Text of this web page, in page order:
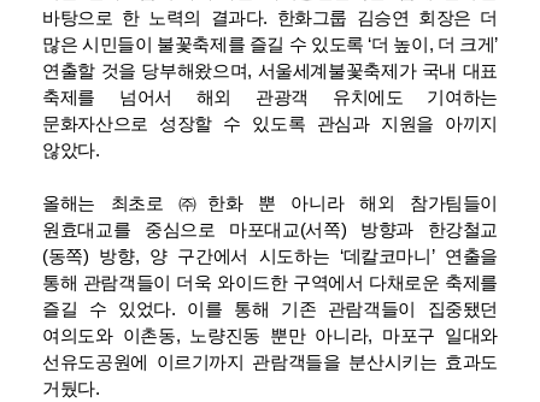
바탕으로 한 노력의 결과다. 한화그룹 김승연 회장은 더
많은 시민들이 불꽃축제를 즐길 수 있도록 ‘더 높이, 더 크게’
연출할 것을 당부해왔으며, 서울세계불꽃축제가 국내 대표
축제를 넘어서 해외 관광객 유치에도 기여하는
문화자산으로 성장할 수 있도록 관심과 지원을 아끼지
않았다.
올해는 최초로 ㈜한화 뿐 아니라 해외 참가팀들이
원효대교를 중심으로 마포대교(서쪽) 방향과 한강철교
(동쪽) 방향, 양 구간에서 시도하는 ‘데칼코마니’ 연출을
통해 관람객들이 더욱 와이드한 구역에서 다채로운 축제를
즐길 수 있었다. 이를 통해 기존 관람객들이 집중됐던
여의도와 이촌동, 노량진동 뿐만 아니라, 마포구 일대와
선유도공원에 이르기까지 관람객들을 분산시키는 효과도
거뒀다.